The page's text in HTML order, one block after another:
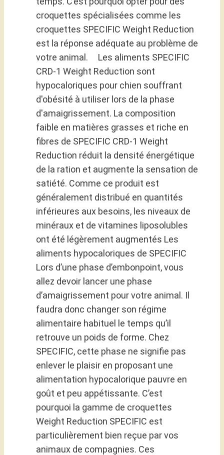
croquettes spécialisées comme les
croquettes SPECIFIC Weight Reduction
est la réponse adéquate au problème de
votre animal. Les aliments SPECIFIC
CRD-1 Weight Reduction sont
hypocaloriques pour chien souffrant
d'obésité à utiliser lors de la phase
d'amaigrissement. La composition
faible en matières grasses et riche en
fibres de SPECIFIC CRD-1 Weight
Reduction réduit la densité énergétique
de la ration et augmente la sensation de
satiété. Comme ce produit est
généralement distribué en quantités
inférieures aux besoins, les niveaux de
minéraux et de vitamines liposolubles
ont été légèrement augmentés Les
aliments hypocaloriques de SPECIFIC
Lors d’une phase d’embonpoint, vous
allez devoir lancer une phase
d’amaigrissement pour votre animal. Il
faudra donc changer son régime
alimentaire habituel le temps qu’il
retrouve un poids de forme. Chez
SPECIFIC, cette phase ne signifie pas
enlever le plaisir en proposant une
alimentation hypocalorique pauvre en
goût et peu appétissante. C’est
pourquoi la gamme de croquettes
Weight Reduction SPECIFIC est
particulièrement bien reçue par vos
animaux de compagnies. Ces